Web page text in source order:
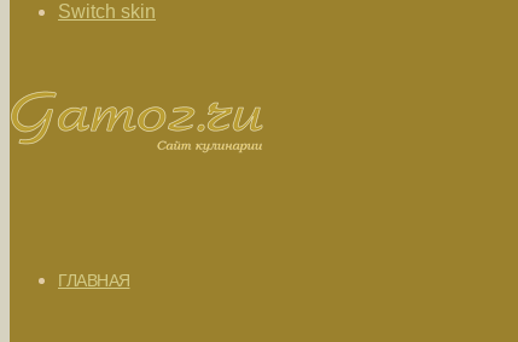
Switch skin
ГЛАВНАЯ